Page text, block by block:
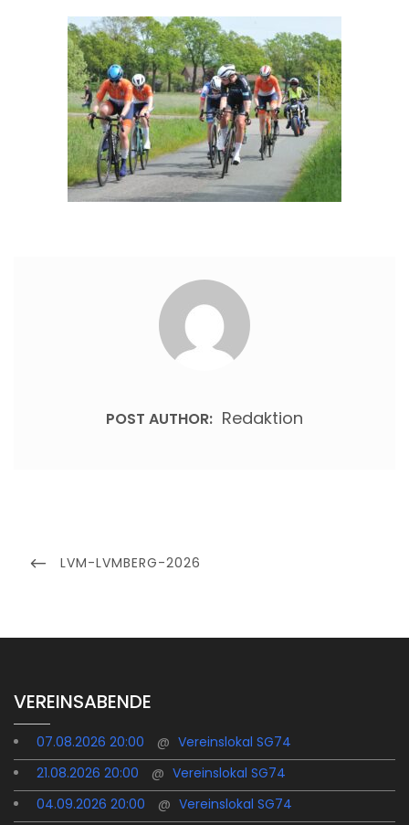
POST AUTHOR: Redaktion
PREVIOUS
LVM-LVMBERG-2026
VEREINSABENDE
07.08.2026 20:00 @ Vereinslokal SG74
21.08.2026 20:00
@ Vereinslokal SG74
04.09.2026 20:00
@ Vereinslokal SG74